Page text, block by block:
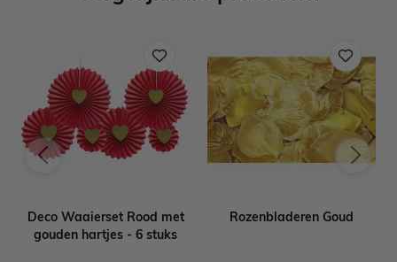
Deco Waaierset Rood met
gouden hartjes - 6 stuks
Rozenbladeren Goud